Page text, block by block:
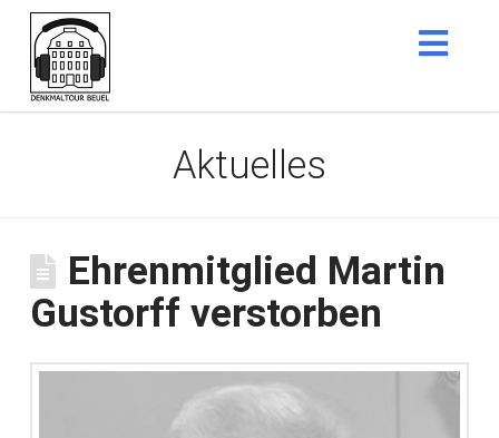
Aktuelles
Ehrenmitglied Martin
Gustorff verstorben